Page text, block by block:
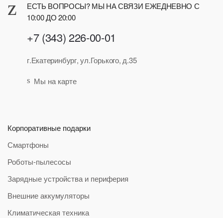
ЕСТЬ ВОПРОСЫ? МЫ НА СВЯЗИ ЕЖЕДНЕВНО С
10:00 ДО 20:00
+7 (343) 226-00-01
г.Екатеринбург, ул.Горького, д.35
Мы на карте
Корпоративные подарки
Смартфоны
Роботы-пылесосы
Зарядные устройства и периферия
Внешние аккумуляторы
Климатическая техника